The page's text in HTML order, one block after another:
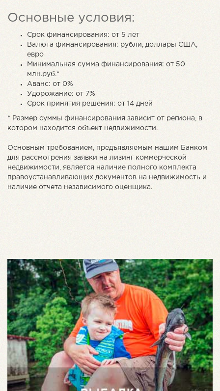
Основные условия:
Срок финансирования: от 5 лет
Валюта финансирования: рубли, доллары США,
евро
Минимальная сумма финансирования: от 50
млн.руб.*
Аванс: от 0%
Удорожание: от 7%
Срок принятия решения: от 14 дней
* Размер суммы финансирования зависит от региона, в
котором находится объект недвижимости.
Основным требованием, предъявляемым нашим Банком
для рассмотрения заявки на лизинг коммерческой
недвижимости, является наличие полного комплекта
правоустанавливающих документов на недвижимость и
наличие отчета независимого оценщика.